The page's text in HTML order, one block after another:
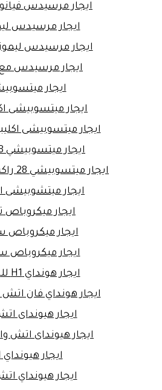
ايجار مرسيدس
ايجار مرسيدس
ايجار مرسيدس
ايجار مرسيدس
ايجار
ايجار ميتسوبيشى
ايجار ميتسوبيشى
ايجار ميتسوبيشي 28 راكب
ايجار ميتسوبيشي 28 راكب للانتقالات
ايجار ميتشوبيشى
ايجار ميكروباص
ايجار ميكروباص
ايجار ميكروباص
ايجار هونداي H1 للرحلات
ايجار هونداي فان
ايجار هيونداى
ايجار هيونداى اتش
ايجار هيونداي h1
ايجار هيونداي